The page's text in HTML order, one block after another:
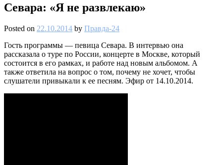
Севара: «Я не развлекаю»
Posted on 22.10.2014 by Правда-24
Гость программы — певица Севара. В интервью она
рассказала о туре по России, концерте в Москве, который
состоится в его рамках, и работе над новым альбомом. А
также ответила на вопрос о том, почему не хочет, чтобы
слушатели привыкали к ее песням. Эфир от 14.10.2014.